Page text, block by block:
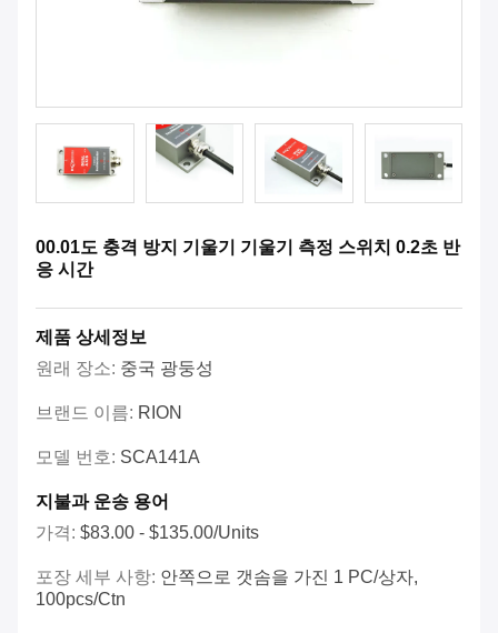
00.01도 충격 방지 기울기 기울기 측정 스위치 0.2초 반
응 시간
제품 상세정보
원래 장소: 중국 광둥성
브랜드 이름: RION
모델 번호: SCA141A
지불과 운송 용어
가격: $83.00 - $135.00/Units
포장 세부 사항: 안쪽으로 갯솜을 가진 1 PC/상자,
100pcs/ctn